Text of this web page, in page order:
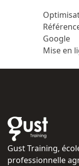
Google
Mise en
Gust Training,
professionnelle